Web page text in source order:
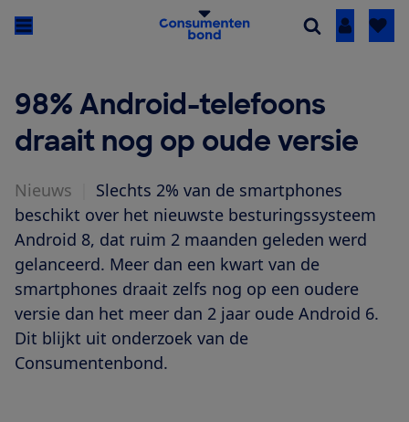
Inloggen
98% Android-telefoons
draait nog op oude versie
Nieuws
Slechts 2% van de smartphones
beschikt over het nieuwste besturingssysteem
Android 8, dat ruim 2 maanden geleden werd
gelanceerd. Meer dan een kwart van de
smartphones draait zelfs nog op een oudere
versie dan het meer dan 2 jaar oude Android 6.
Dit blijkt uit onderzoek van de
Consumentenbond.